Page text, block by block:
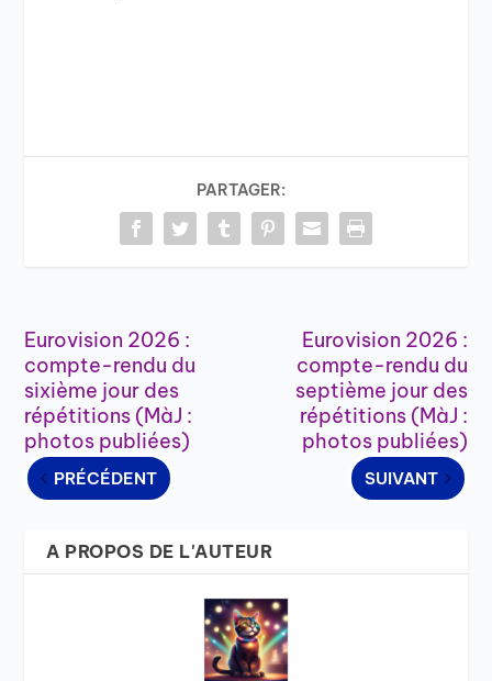
PARTAGER:
Eurovision 2026 :
compte-rendu du
sixième jour des
répétitions (MàJ :
photos publiées)
PRÉCÉDENT
Eurovision 2026 :
compte-rendu du
septième jour des
répétitions (MàJ :
photos publiées)
SUIVANT
A PROPOS DE L'AUTEUR